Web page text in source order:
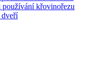
používání křovinořezu
dveří